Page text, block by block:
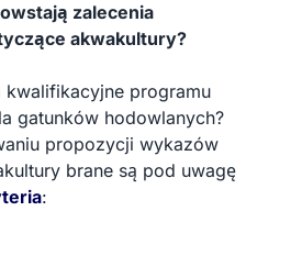
zalecenia
akwakultury?
kwalifikacyjne programu
gatunków hodowlanych?
propozycji wykazów
brane są pod uwagę
: